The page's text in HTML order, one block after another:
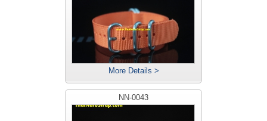
More Details >
NN-0043